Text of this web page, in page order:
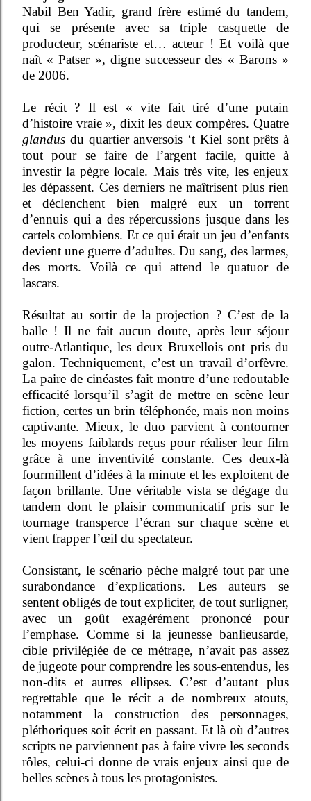
Nabil Ben Yadir, grand frère estimé du tandem,
qui se présente avec sa triple casquette de
producteur, scénariste et… acteur ! Et voilà que
naît « Patser », digne successeur des « Barons »
de 2006.
Le récit ? Il est « vite fait tiré d’une putain
d’histoire vraie », dixit les deux compères. Quatre
glandus du quartier anversois ‘t Kiel sont prêts à
tout pour se faire de l’argent facile, quitte à
investir la pègre locale. Mais très vite, les enjeux
les dépassent. Ces derniers ne maîtrisent plus rien
et déclenchent bien malgré eux un torrent
d’ennuis qui a des répercussions jusque dans les
cartels colombiens. Et ce qui était un jeu d’enfants
devient une guerre d’adultes. Du sang, des larmes,
des morts. Voilà ce qui attend le quatuor de
lascars.
Résultat au sortir de la projection ? C’est de la
balle ! Il ne fait aucun doute, après leur séjour
outre-Atlantique, les deux Bruxellois ont pris du
galon. Techniquement, c’est un travail d’orfèvre.
La paire de cinéastes fait montre d’une redoutable
efficacité lorsqu’il s’agit de mettre en scène leur
fiction, certes un brin téléphonée, mais non moins
captivante. Mieux, le duo parvient à contourner
les moyens faiblards reçus pour réaliser leur film
grâce à une inventivité constante. Ces deux-là
fourmillent d’idées à la minute et les exploitent de
façon brillante. Une véritable vista se dégage du
tandem dont le plaisir communicatif pris sur le
tournage transperce l’écran sur chaque scène et
vient frapper l’œil du spectateur.
Consistant, le scénario pèche malgré tout par une
surabondance d’explications. Les auteurs se
sentent obligés de tout expliciter, de tout surligner,
avec un goût exagérément prononcé pour
l’emphase. Comme si la jeunesse banlieusarde,
cible privilégiée de ce métrage, n’avait pas assez
de jugeote pour comprendre les sous-entendus, les
non-dits et autres ellipses. C’est d’autant plus
regrettable que le récit a de nombreux atouts,
notamment la construction des personnages,
pléthoriques soit écrit en passant. Et là où d’autres
scripts ne parviennent pas à faire vivre les seconds
rôles, celui-ci donne de vrais enjeux ainsi que de
belles scènes à tous les protagonistes.